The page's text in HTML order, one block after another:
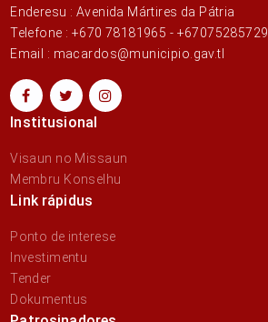
Enderesu : Avenida Mártires da Pátria
Telefone : +670 78181965 - +67075285729
Email : macardos@municipio.gav.tl
Institusional
Visaun no Missaun
Membru Konselhu
Link rápidus
Ponto de interese
Investimentu
Tender
Dokumentus